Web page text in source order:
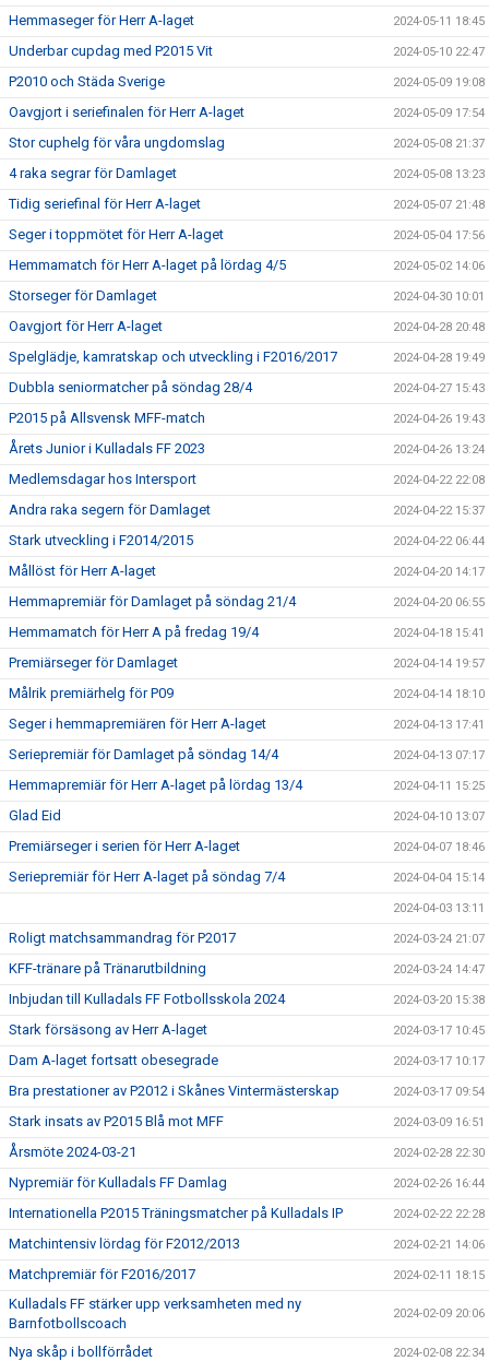
Hemmaseger för Herr A-laget 2024-05-11 18:45
Underbar cupdag med P2015 Vit 2024-05-10 22:47
P2010 och Städa Sverige 2024-05-09 19:08
Oavgjort i seriefinalen för Herr A-laget 2024-05-09 17:54
Stor cuphelg för våra ungdomslag 2024-05-08 21:37
4 raka segrar för Damlaget 2024-05-08 13:23
Tidig seriefinal för Herr A-laget 2024-05-07 21:48
Seger i toppmötet för Herr A-laget 2024-05-04 17:56
Hemmamatch för Herr A-laget på lördag 4/5 2024-05-02 14:06
Storseger för Damlaget 2024-04-30 10:01
Oavgjort för Herr A-laget 2024-04-28 20:48
Spelglädje, kamratskap och utveckling i F2016/2017 2024-04-28 19:49
Dubbla seniormatcher på söndag 28/4 2024-04-27 15:43
P2015 på Allsvensk MFF-match 2024-04-26 19:43
Årets Junior i Kulladals FF 2023 2024-04-26 13:24
Medlemsdagar hos Intersport 2024-04-22 22:08
Andra raka segern för Damlaget 2024-04-22 15:37
Stark utveckling i F2014/2015 2024-04-22 06:44
Mållöst för Herr A-laget 2024-04-20 14:17
Hemmapremiär för Damlaget på söndag 21/4 2024-04-20 06:55
Hemmamatch för Herr A på fredag 19/4 2024-04-18 15:41
Premiärseger för Damlaget 2024-04-14 19:57
Målrik premiärhelg för P09 2024-04-14 18:10
Seger i hemmapremiären för Herr A-laget 2024-04-13 17:41
Seriepremiär för Damlaget på söndag 14/4 2024-04-13 07:17
Hemmapremiär för Herr A-laget på lördag 13/4 2024-04-11 15:25
Glad Eid 2024-04-10 13:07
Premiärseger i serien för Herr A-laget 2024-04-07 18:46
Seriepremiär för Herr A-laget på söndag 7/4 2024-04-04 15:14
2024-04-03 13:11
Roligt matchsammandrag för P2017 2024-03-24 21:07
KFF-tränare på Tränarutbildning 2024-03-24 14:47
Inbjudan till Kulladals FF Fotbollsskola 2024 2024-03-20 15:38
Stark försäsong av Herr A-laget 2024-03-17 10:45
Dam A-laget fortsatt obesegrade 2024-03-17 10:17
Bra prestationer av P2012 i Skånes Vintermästerskap 2024-03-17 09:54
Stark insats av P2015 Blå mot MFF 2024-03-09 16:51
Årsmöte 2024-03-21 2024-02-28 22:30
Nypremiär för Kulladals FF Damlag 2024-02-26 16:44
Internationella P2015 Träningsmatcher på Kulladals IP 2024-02-22 22:28
Matchintensiv lördag för F2012/2013 2024-02-21 14:06
Matchpremiär för F2016/2017 2024-02-11 18:15
Kulladals FF stärker upp verksamheten med ny
Barnfotbollscoach
2024-02-09 20:06
Nya skåp i bollförrådet 2024-02-08 22:34